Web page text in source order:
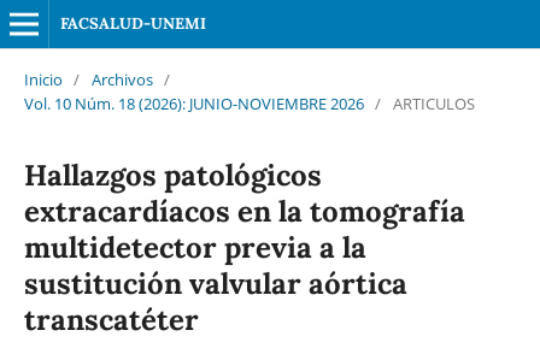
FACSALUD-UNEMI
Inicio / Archivos /
Vol. 10 Núm. 18 (2026): JUNIO-NOVIEMBRE 2026 / ARTICULOS
Hallazgos patológicos
extracardíacos en la tomografía
multidetector previa a la
sustitución valvular aórtica
transcatéter